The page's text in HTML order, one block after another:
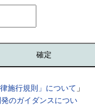
施行規則」について 」
のガイダンスについ